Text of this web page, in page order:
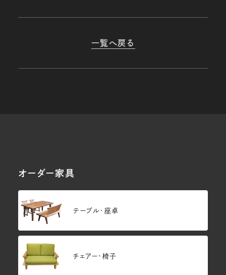
一覧へ戻る
オーダー家具
テーブル・座卓
チェアー・椅子